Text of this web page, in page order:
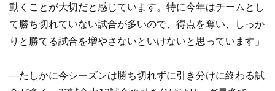
動くことが大切だと感じています。特に今年はチームとし
て勝ち切れていない試合が多いので、得点を奪い、しっか
りと勝てる試合を増やさないといけないと思っています」
―たしかに今シーズンは勝ち切れずに引き分けに終わる試